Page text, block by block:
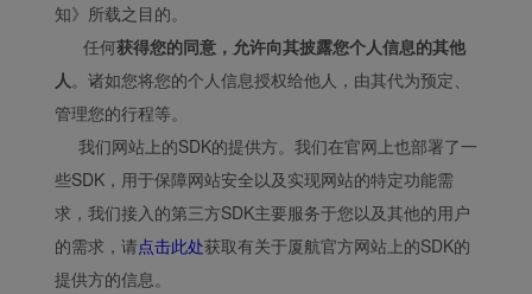
知》所载之目的。
任何获得您的同意，允许向其披露您个人信息的其他
人。诸如您将您的个人信息授权给他人，由其代为预定、
管理您的行程等。
我们网站上的SDK的提供方。我们在官网上也部署了一
些SDK，用于保障网站安全以及实现网站的特定功能需
求，我们接入的第三方SDK主要服务于您以及其他的用户
的需求，请点击此处获取有关于厦航官方网站上的SDK的
提供方的信息。
Xiamenair.com使用功能
型和分析型Cookie 来确
保我们的网站正常运行，
并为您提供最佳的用户体
验。 使用本网站，功能型
和分析型Cookie将被安装
在您的浏览器中。